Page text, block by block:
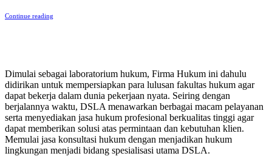
Continue reading
Dimulai sebagai laboratorium hukum, Firma Hukum ini dahulu
didirikan untuk mempersiapkan para lulusan fakultas hukum agar
dapat bekerja dalam dunia pekerjaan nyata. Seiring dengan
berjalannya waktu, DSLA menawarkan berbagai macam pelayanan
serta menyediakan jasa hukum profesional berkualitas tinggi agar
dapat memberikan solusi atas permintaan dan kebutuhan klien.
Memulai jasa konsultasi hukum dengan menjadikan hukum
lingkungan menjadi bidang spesialisasi utama DSLA.